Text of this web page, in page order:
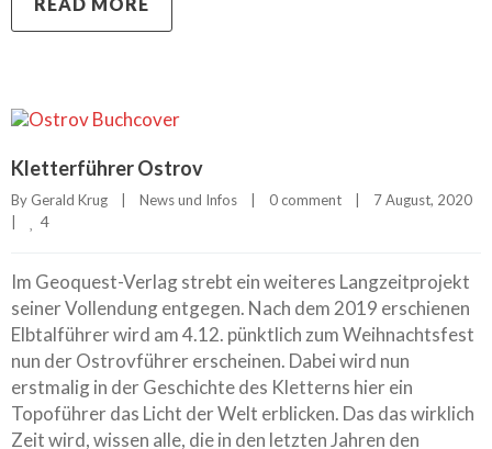
Kletterführer Ostrov
By Gerald Krug News und Infos 0 comment
4
Im Geoquest-Verlag strebt ein weiteres Langzeitprojekt
seiner Vollendung entgegen. Nach dem 2019 erschienen
Elbtalführer wird am 4.12. pünktlich zum Weihnachtsfest
nun der Ostrovführer erscheinen. Dabei wird nun
erstmalig in der Geschichte des Kletterns hier ein
Topoführer das Licht der Welt erblicken. Das das wirklich
Zeit wird, wissen alle, die in den letzten Jahren den